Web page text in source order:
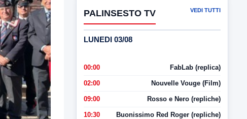
PALINSESTO TV VEDI TUTTI
LUNEDI 03/08
00:00 FabLab (replica)
02:00 Nouvelle Vouge (Film)
09:00 Rosso e Nero (repliche)
10:30 Buonissimo Red Roger (repliche)